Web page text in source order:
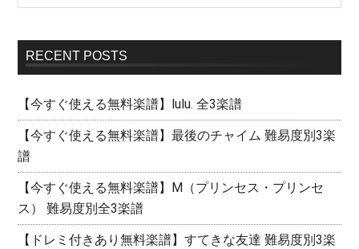
RECENT POSTS
【今すぐ使える無料楽譜】lulu. 全3楽譜
【今すぐ使える無料楽譜】最後のチャイム 難易度別3楽
譜
【今すぐ使える無料楽譜】M（プリンセス・プリンセ
ス） 難易度別全3楽譜
【ドレミ付きあり無料楽譜】すてきな友達 難易度別3楽